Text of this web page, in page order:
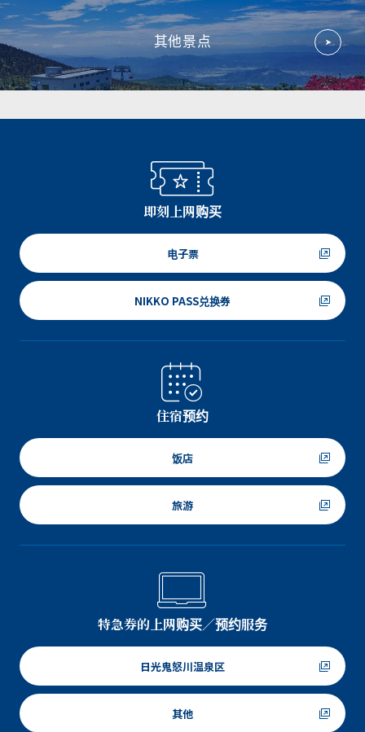
其他景点
即刻上网购买
电子票
NIKKO PASS兑换券
住宿预约
饭店
旅游
特急券的上网购买／预约服务
日光鬼怒川温泉区
其他